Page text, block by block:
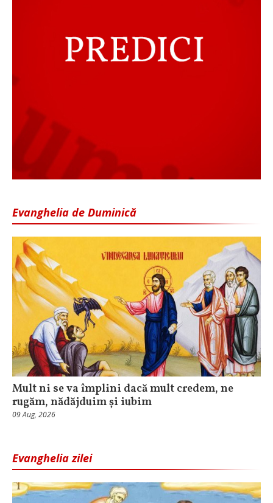
Evanghelia de Duminică
Mult ni se va împlini dacă mult credem, ne
rugăm, nădăjduim și iubim
09 Aug, 2026
Evanghelia zilei